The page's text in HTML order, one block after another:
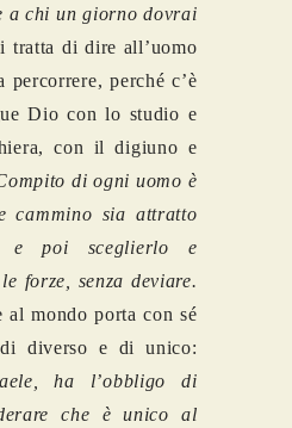
a chi un giorno dovrai
tratta di dire all’uomo
percorrere, perché c’è
Dio con lo studio e
con il digiuno e
di ogni uomo è
cammino sia attratto
e poi sceglierlo e
forze, senza deviare.
al mondo porta con sé
diverso e di unico:
ha l’obbligo di
che è unico al